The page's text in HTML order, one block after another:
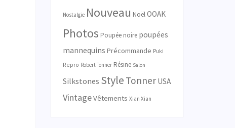
Nostalgie Nouveau Noël OOAK
Photos Poupée noire poupées
mannequins Précommande Puki
Repro Robert Tonner Résine Salon
Silkstones Style Tonner USA
VintageVêtements Xian Xian